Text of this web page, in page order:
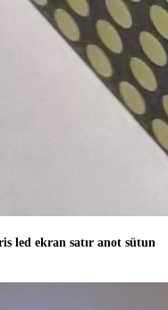
led ekran satır anot sütun